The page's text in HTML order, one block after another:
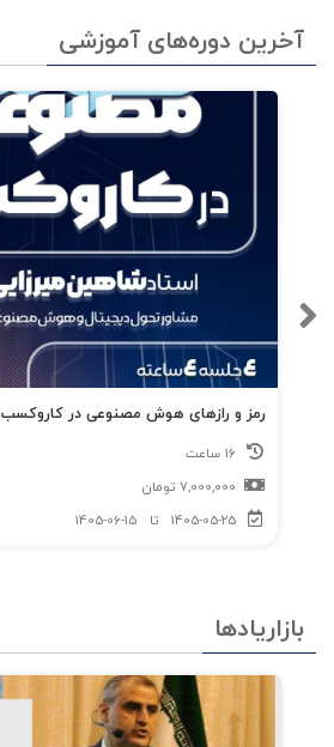
آخرین دوره‌های آموزشی
رمز و رازهای هوش مصنوعی در کاروکسب
7,000,000 تومان
1405-05-25
تا 1405-06-15
بازاریادها